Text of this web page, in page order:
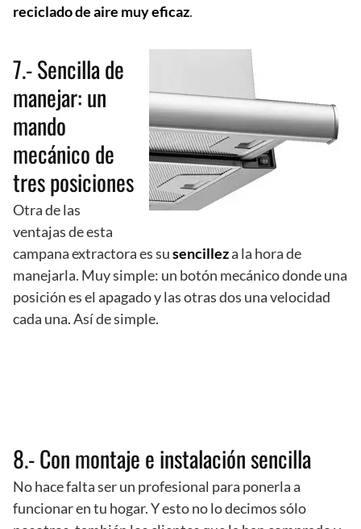
reciclado de aire muy eficaz.
7.- Sencilla de
manejar: un
mando
mecánico de
tres posiciones
Otra de las
ventajas de esta
campana extractora es susencilleza la hora de
manejarla. Muy simple: un botón mecánico donde una
posición es el apagado y las otras dos una velocidad
cada una. Así de simple.
8.- Con montaje e instalación sencilla
No hace falta ser un profesional para ponerla a
funcionar en tu hogar. Y esto no lo decimos sólo